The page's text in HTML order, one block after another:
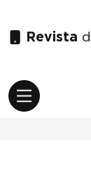
Revista